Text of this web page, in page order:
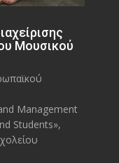
Μουσικού
Management
Students»,